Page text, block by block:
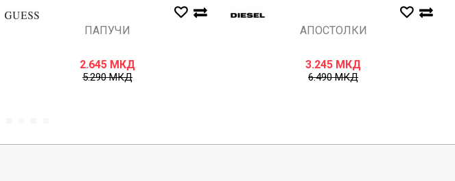
ПАПУЧИ
2.645 МКД
5.290МКД
АПОСТОЛКИ
3.245 МКД
6.490МКД